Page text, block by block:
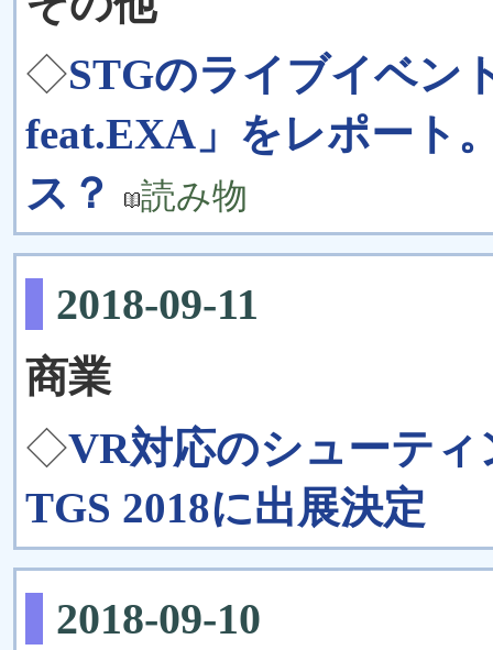
◇STGのライブイベン
feat.EXA」をレポート
ス？
読み物
2018-09-11
商業
◇VR対応のシューテ
TGS 2018に出展決定
2018-09-10